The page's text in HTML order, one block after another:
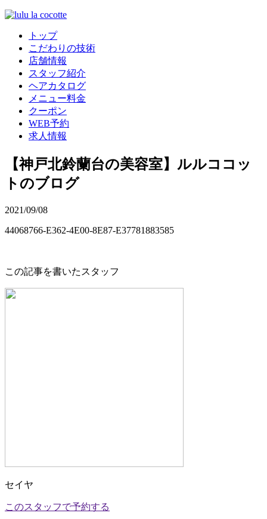
トップ
こだわりの技術
店舗情報
スタッフ紹介
ヘアカタログ
メニュー料金
クーポン
WEB予約
求人情報
【神戸北鈴蘭台の美容室】ルルココッ
トのブログ
2021/09/08
44068766-E362-4E00-8E87-E37781883585
この記事を書いたスタッフ
セイヤ
このスタッフで予約する